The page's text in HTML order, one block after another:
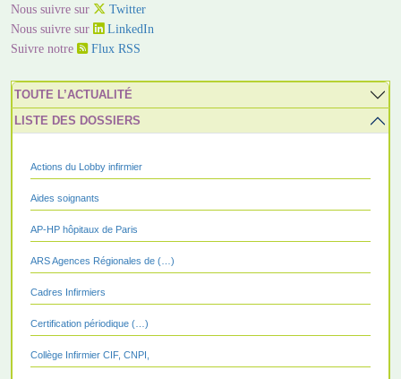
Nous suivre sur
Twitter
Nous suivre sur
LinkedIn
Suivre notre
Flux RSS
TOUTE L’ACTUALITÉ
LISTE DES DOSSIERS
Actions du Lobby infirmier
Aides soignants
AP-HP hôpitaux de Paris
ARS Agences Régionales de (…)
Cadres Infirmiers
Certification périodique (…)
Collège Infirmier CIF, CNPI,